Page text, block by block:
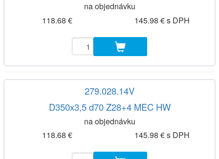
na objednávku
118.68 €
145.98 € s DPH
279.028.14V
D350x3,5 d70 Z28+4 MEC HW
na objednávku
118.68 €
145.98 € s DPH